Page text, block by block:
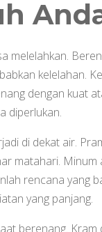
melelahkan.
kelelahan.
dengan kuat
diperlukan.
di dekat air.
matahari.
rencana yang
yang panjang.
berenang.